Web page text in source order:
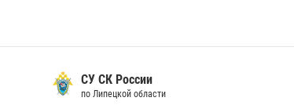
СУ СК России
по Липецкой области